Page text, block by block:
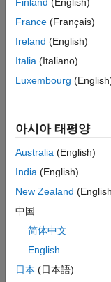
형 키와
만듭니다.
d =
d =
입력 인수
모두 축소
keyType
France (Français)
Ireland (English)
Italia (Italiano)
Luxembourg
아시아 태평양
Australia (English)
India (English)
New Zealand
中国
简体中文
English
日本 (日本語)